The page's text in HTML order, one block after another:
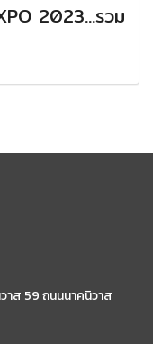
2023...รวม
าส 59ถนนนาคนิวาส